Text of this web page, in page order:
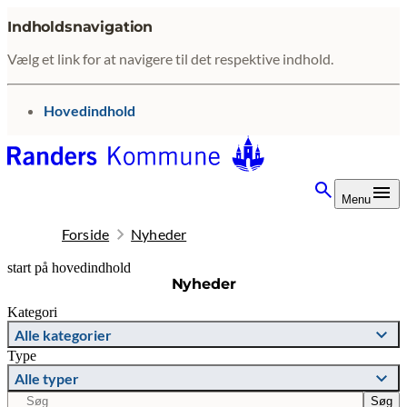
Indholdsnavigation
Vælg et link for at navigere til det respektive indhold.
gå til
Hovedindhold
Menu
Forside Nyheder
start på hovedindhold
Nyheder
senest opdateret 22. juni 2026
Kategori
Alle kategorier
Type
Alle typer
Søg Søg